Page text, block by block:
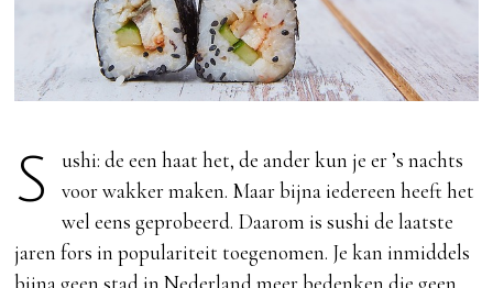
Sushi: de een haat het, de ander kun je er ’s nachts
voor wakker maken. Maar bijna iedereen heeft het
wel eens geprobeerd. Daarom is sushi de laatste
jaren fors in populariteit toegenomen. Je kan inmiddels